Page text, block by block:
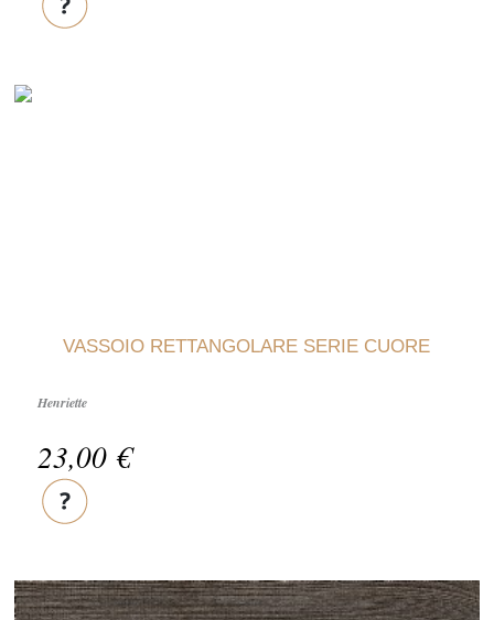
VASSOIO RETTANGOLARE SERIE CUORE
Henriette
23,00 €